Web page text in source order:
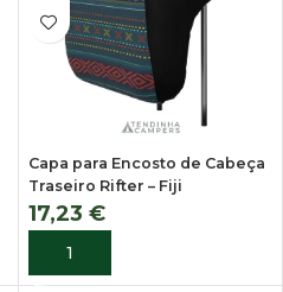
Capa para Encosto de Cabeça
Traseiro Rifter – Fiji
17,23 €
ADICIONAR